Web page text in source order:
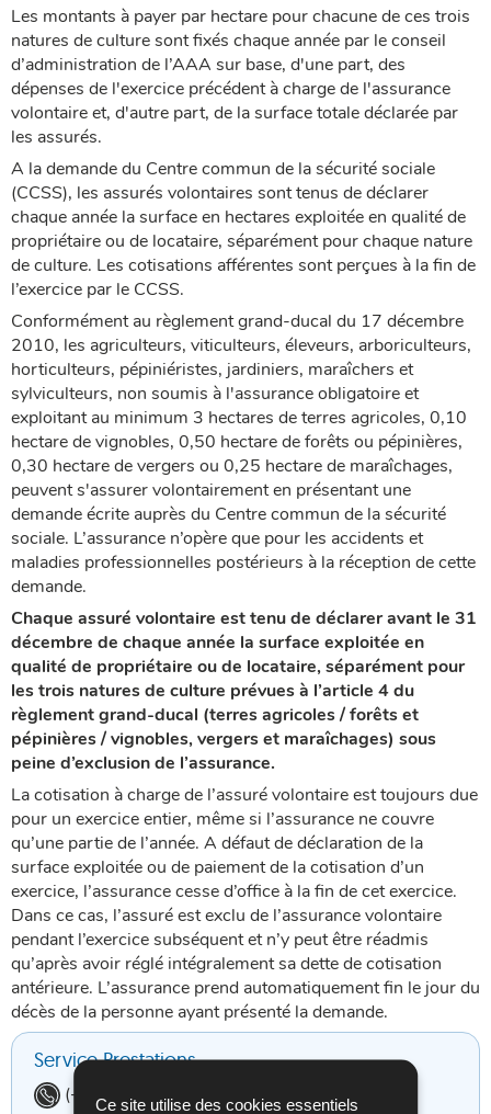
Ce site utilise des cookies essentiels
Les montants à payer par hectare pour chacune de ces trois
natures de culture sont fixés chaque année par le conseil
d’administration de l’AAA sur base, d'une part, des
dépenses de l'exercice précédent à charge de l'assurance
volontaire et, d'autre part, de la surface totale déclarée par
les assurés.
A la demande du Centre commun de la sécurité sociale
(CCSS), les assurés volontaires sont tenus de déclarer
chaque année la surface en hectares exploitée en qualité de
propriétaire ou de locataire, séparément pour chaque nature
de culture. Les cotisations afférentes sont perçues à la fin de
l’exercice par le CCSS.
Conformément au règlement grand-ducal du 17 décembre
2010, les agriculteurs, viticulteurs, éleveurs, arboriculteurs,
horticulteurs, pépiniéristes, jardiniers, maraîchers et
sylviculteurs, non soumis à l'assurance obligatoire et
exploitant au minimum 3 hectares de terres agricoles, 0,10
hectare de vignobles, 0,50 hectare de forêts ou pépinières,
0,30 hectare de vergers ou 0,25 hectare de maraîchages,
peuvent s'assurer volontairement en présentant une
demande écrite auprès du Centre commun de la sécurité
sociale. L’assurance n’opère que pour les accidents et
maladies professionnelles postérieurs à la réception de cette
demande.
Chaque assuré volontaire est tenu de déclarer avant le 31
décembre de chaque année la surface exploitée en
qualité de propriétaire ou de locataire, séparément pour
les trois natures de culture prévues à l’article 4 du
règlement grand-ducal (terres agricoles / forêts et
pépinières / vignobles, vergers et maraîchages) sous
peine d’exclusion de l’assurance.
La cotisation à charge de l’assuré volontaire est toujours due
pour un exercice entier, même si l’assurance ne couvre
qu’une partie de l’année. A défaut de déclaration de la
surface exploitée ou de paiement de la cotisation d’un
exercice, l’assurance cesse d’office à la fin de cet exercice.
Dans ce cas, l’assuré est exclu de l’assurance volontaire
pendant l’exercice subséquent et n’y peut être réadmis
qu’après avoir réglé intégralement sa dette de cotisation
antérieure. L’assurance prend automatiquement fin le jour du
décès de la personne ayant présenté la demande.
Service Prestations
Téléphone:
(+352) 261915-2000